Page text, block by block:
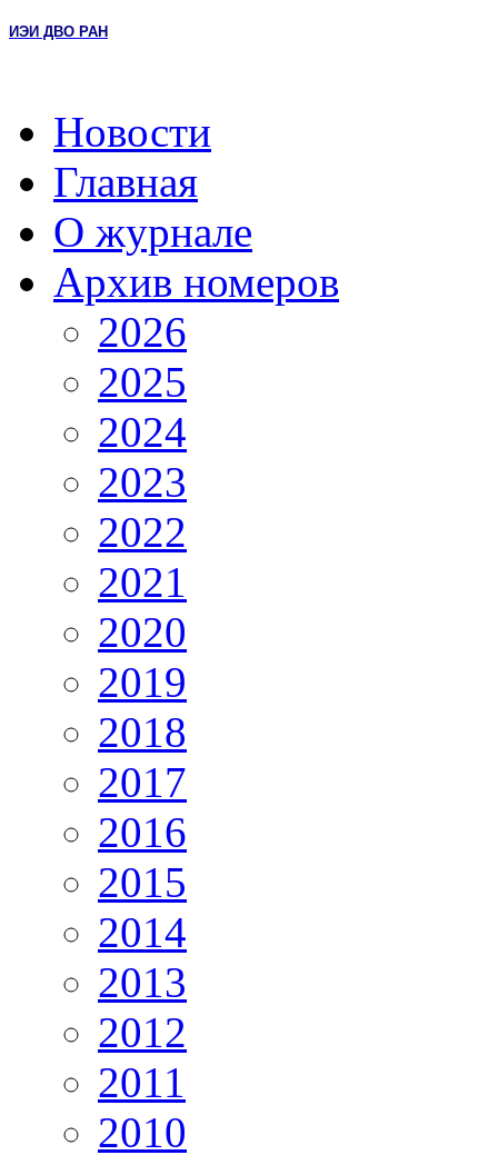
ИЭИ ДВО РАН
Новости
Главная
О журнале
Архив номеров
2026
2025
2024
2023
2022
2021
2020
2019
2018
2017
2016
2015
2014
2013
2012
2011
2010